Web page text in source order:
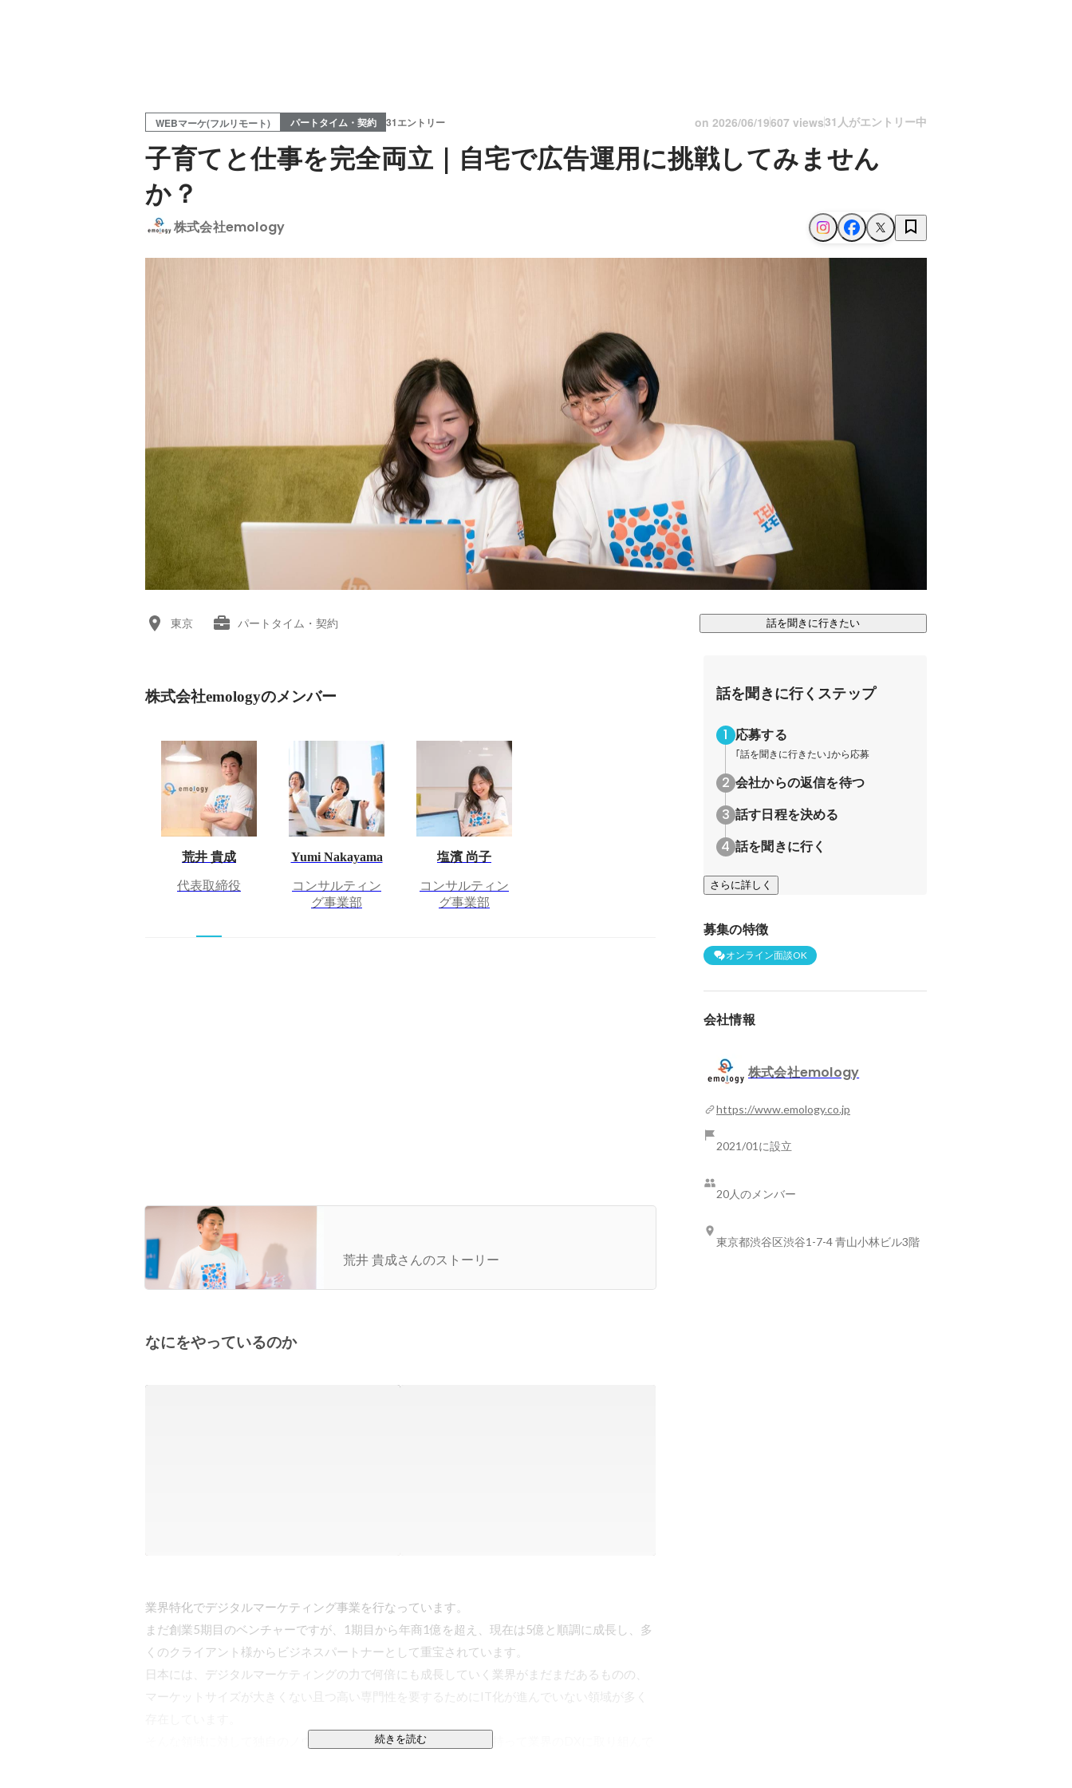
WEBマーケ(フルリモート) パートタイム・契約 31エントリー on 2026/06/19607 views31人がエントリー中
子育てと仕事を完全両立｜自宅で広告運用に挑戦してみません
か？
株式会社emology
東京 パートタイム・契約 話を聞きに行きたい
株式会社emologyのメンバー
荒井 貴成
代表取締役
Yumi Nakayama
コンサルティン
グ事業部
塩濱 尚子
コンサルティン
グ事業部
由は、『ビジネス戦闘能力を最速で圧倒的に高めら
れる環境』であること
荒井 貴成さんのストーリー
なにをやっているのか
業界特化でデジタルマーケティング事業を行なっています。
まだ創業5期目のベンチャーですが、1期目から年商1億を超え、現在は5億と順調に成長し、多
くのクライアント様からビジネスパートナーとして重宝されています。
日本には、デジタルマーケティングの力で何倍にも成長していく業界がまだまだあるものの、
マーケットサイズが大きくない且つ高い専門性を要するためにIT化が進んでいない領域が多く
そんな領域に対して独自のノウハウを構築し、圧倒的な専門性を持って業界のDXに取り組んで
続きを読む
話を聞きに行くステップ
応募する
｢話を聞きに行きたい｣から応募
会社からの返信を待つ
話す日程を決める
話を聞きに行く
さらに詳しく
募集の特徴
オンライン面談OK
会社情報
株式会社emology
https://www.emology.co.jp
2021/01に設立
20人のメンバー
東京都渋谷区渋谷1-7-4 青山小林ビル3階